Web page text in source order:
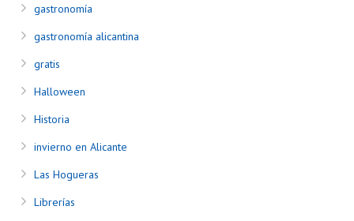
gastronomía
gastronomía alicantina
gratis
Halloween
Historia
invierno en Alicante
Las Hogueras
Librerías